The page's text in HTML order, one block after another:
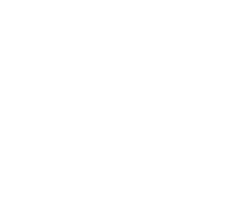
WA)
cetak banner buku yasin